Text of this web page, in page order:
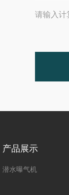
请输入计
产品展示
潜水曝气机